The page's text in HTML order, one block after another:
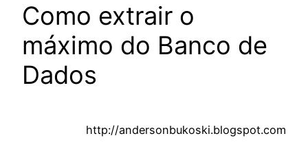
Como extrair o
máximo do Banco de
Dados
http://andersonbukoski.blogspot.com